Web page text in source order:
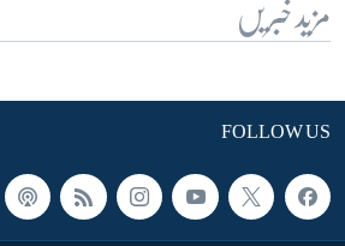
مزید خبریں
FOLLOW US